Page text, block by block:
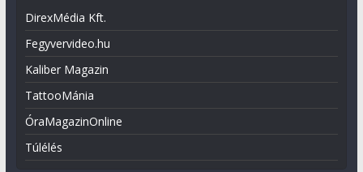
DirexMédia Kft.
Fegyvervideo.hu
Kaliber Magazin
TattooMánia
ÓraMagazinOnline
Túlélés